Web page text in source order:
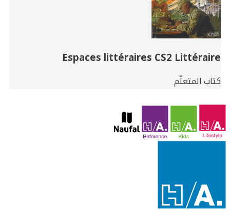
Espaces littéraires CS2 Littéraire
كتاب المتعلّم